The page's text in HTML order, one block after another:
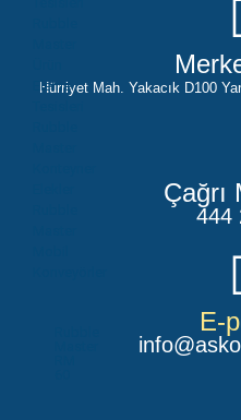
Eleme
Hürriyet Mah. Yakacık D100
Çağrı
444
E-